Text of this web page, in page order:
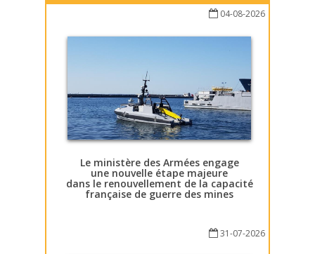
04-08-2026
Le ministère des Armées engage
une nouvelle étape majeure
dans le renouvellement de la capacité
française de guerre des mines
31-07-2026